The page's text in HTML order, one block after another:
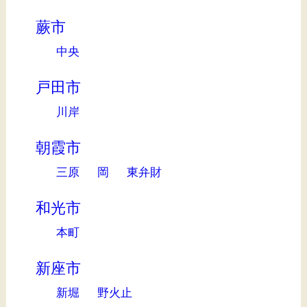
蕨市
中央
戸田市
川岸
朝霞市
三原 岡 東弁財
和光市
本町
新座市
新堀 野火止